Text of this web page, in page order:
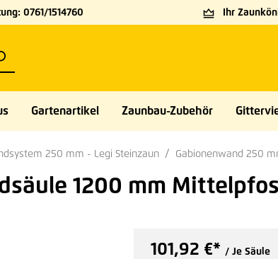
0761/1514760 Ihr
Gartenartikel Zaunbau-Zubehör
250 mm - Legi Steinzaun Gabionenwand 250
1200 mm
101,92 €* / Je Säule